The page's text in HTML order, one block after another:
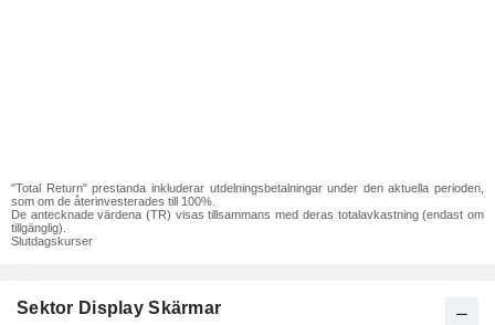
"Total Return" prestanda inkluderar utdelningsbetalningar under den aktuella perioden,
som om de återinvesterades till 100%.
De antecknade värdena (TR) visas tillsammans med deras totalavkastning (endast om
tillgänglig).
Slutdagskurser
Sektor Display Skärmar